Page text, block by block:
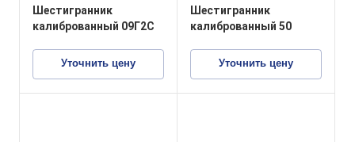
калиброванный
конструкционные стали
Шестигранник
калиброванный 09Г2С
Уточнить цену
калиброванный
конструкционные стали
Шестигранник
калиброванный 50
Уточнить цену